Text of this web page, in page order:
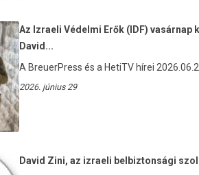
Az Izraeli Védelmi Erők (IDF) vasárnap
David...
A BreuerPress és a HetiTV hírei
2026. június 29
David Zini, az izraeli belbiztonsági